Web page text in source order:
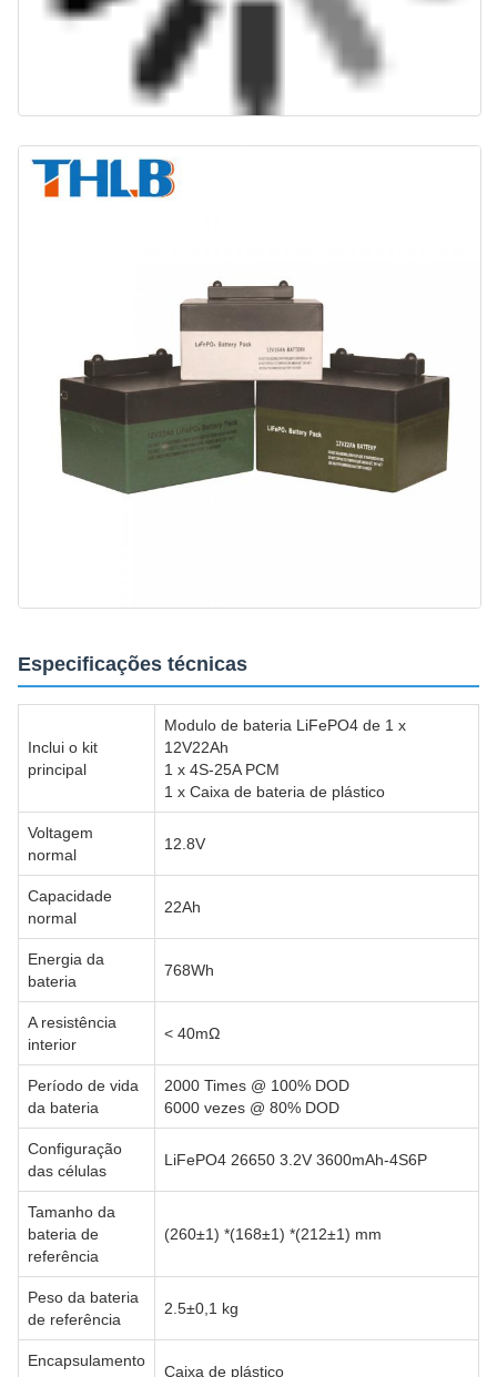
Especificações técnicas
Inclui o kit
principal
Modulo de bateria LiFePO4 de 1 x
12V22Ah
1 x 4S-25A PCM
1 x Caixa de bateria de plástico
Voltagem
normal
12.8V
Capacidade
normal
22Ah
Energia da
bateria
768Wh
A resistência
interior
< 40mΩ
Período de vida
da bateria
2000 Times @ 100% DOD
6000 vezes @ 80% DOD
Configuração
das células
LiFePO4 26650 3.2V 3600mAh-4S6P
Tamanho da
bateria de
referência
(260±1) *(168±1) *(212±1) mm
Peso da bateria
de referência
2.5±0,1 kg
Encapsulamento
Caixa de plástico